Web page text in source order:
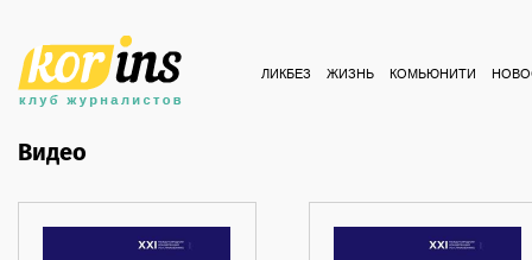
ЛИКБЕЗ ЖИЗНЬ КОМЬЮНИТИ
Видео